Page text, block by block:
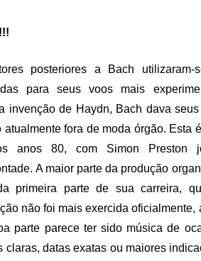
posteriores a Bach utilizaram-
para seus voos mais
invenção de Haydn, Bach dava
fora de moda órgão. Esta
anos 80, com Simon Preston
A maior parte da produção
primeira parte de sua carreira,
não foi mais exercida oficialmente,
parte parece ter sido música de
datas exatas ou maiores